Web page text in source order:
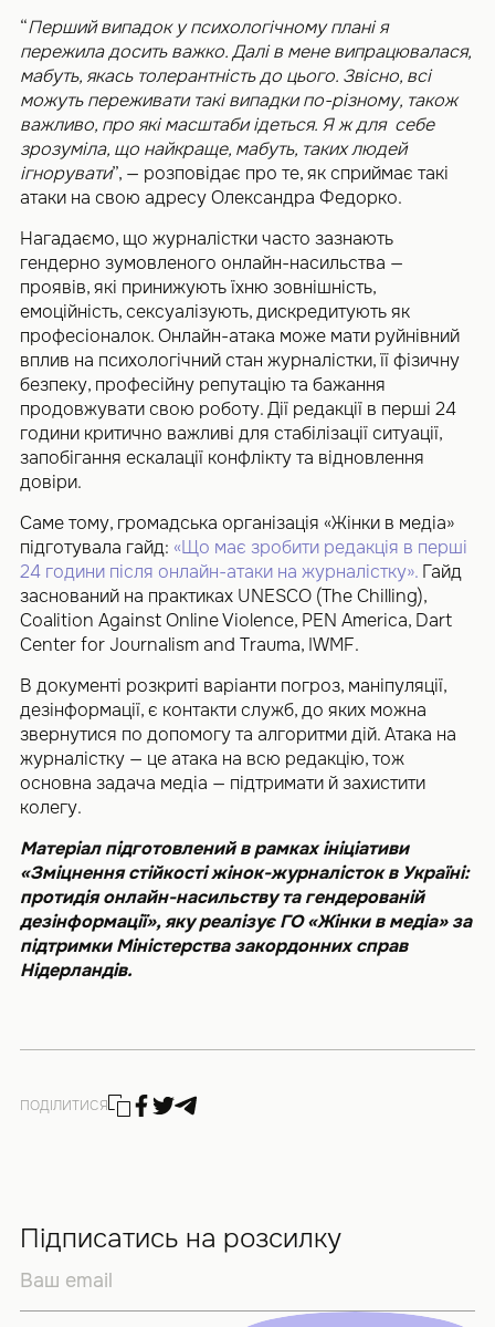
“Перший випадок у психологічному плані я
пережила досить важко. Далі в мене випрацювалася,
мабуть, якась толерантність до цього. Звісно, всі
можуть переживати такі випадки по-різному, також
важливо, про які масштаби ідеться. Я ж для себе
зрозуміла, що найкраще, мабуть, таких людей
ігнорувати”, — розповідає про те, як сприймає такі
атаки на свою адресу Олександра Федорко.
Нагадаємо, що журналістки часто зазнають
гендерно зумовленого онлайн-насильства —
проявів, які принижують їхню зовнішність,
емоційність, сексуалізують, дискредитують як
професіоналок. Онлайн-атака може мати руйнівний
вплив на психологічний стан журналістки, її фізичну
безпеку, професійну репутацію та бажання
продовжувати свою роботу. Дії редакції в перші 24
години критично важливі для стабілізації ситуації,
запобігання ескалації конфлікту та відновлення
довіри.
Саме тому, громадська організація «Жінки в медіа»
підготувала гайд: «Що має зробити редакція в перші
24 години після онлайн-атаки на журналістку». Гайд
заснований на практиках UNESCO (The Chilling),
Coalition Against Online Violence, PEN America, Dart
Center for Journalism and Trauma, IWMF.
В документі розкриті варіанти погроз, маніпуляції,
дезінформації, є контакти служб, до яких можна
звернутися по допомогу та алгоритми дій. Атака на
журналістку — це атака на всю редакцію, тож
основна задача медіа — підтримати й захистити
колегу.
Матеріал підготовлений в рамках ініціативи
«Зміцнення стійкості жінок-журналісток в Україні:
протидія онлайн-насильству та гендерованій
дезінформації», яку реалізує ГО «Жінки в медіа» за
підтримки Міністерства закордонних справ
Нідерландів.
ПОДІЛИТИСЯ
Підписатись на розсилку